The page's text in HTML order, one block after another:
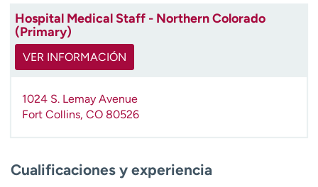
e
n
o
Hospital Medical Staff - Northern Colorado
(Primary)
VER INFORMACIÓN
1024 S. Lemay Avenue
Fort Collins, CO 80526
Cualificaciones y experiencia